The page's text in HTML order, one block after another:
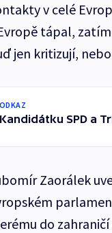
v celé
tápal,
jen kritizují,
ODKAZ
Kandidátku SPD a
Zaorálek
do zahraničí